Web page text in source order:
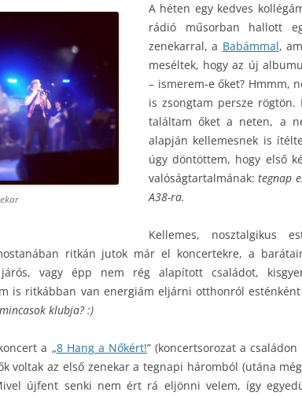
A héten egy kedves
rádió műsorban hallott
zenekarral, a Babámmal,
meséltek, hogy az új
– ismerem-e őket? Hmmm,
is zsongtam persze
találtam őket a neten, a
alapján kellemesnek is
úgy döntöttem, hogy első
valóságtartalmának:tegnap
A38-ra.
Kellemes, nosztalgikus
ritkán jutok már el koncertekre, a
vagy épp nem rég alapított családot,
is ritkábban van energiám eljárni otthonról
klubja? :)
a „8 Hang a Nőkért!” (koncertsorozat a
voltak az első zenekar a tegnapi háromból (utána
újfent senki nem ért rá eljönni velem, így